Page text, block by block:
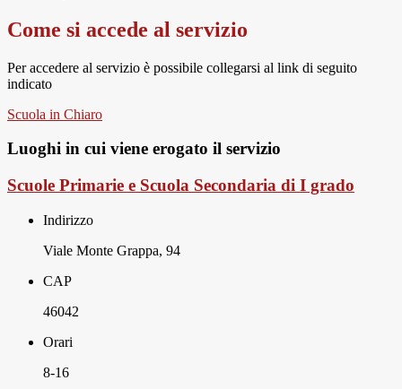
Come si accede al servizio
Per accedere al servizio è possibile collegarsi al link di seguito
indicato
Scuola in Chiaro
Luoghi in cui viene erogato il servizio
Scuole Primarie e Scuola Secondaria di I grado
Indirizzo
Viale Monte Grappa, 94
CAP
46042
Orari
8-16